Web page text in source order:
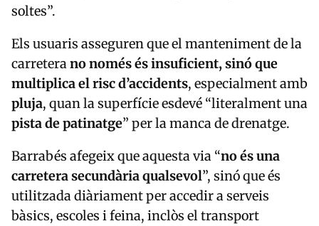
soltes”.
Els usuaris asseguren que el manteniment de la
carreterano només és insuficient, sinó que
multiplica el risc d’accidents, especialment amb
pluja, quan la superfície esdevé “literalment una
pista de patinatge” per la manca de drenatge.
Barrabés afegeix que aquesta via “no és una
carretera secundària qualsevol”, sinó que és
utilitzada diàriament per accedir a serveis
bàsics, escoles i feina, inclòs el transport